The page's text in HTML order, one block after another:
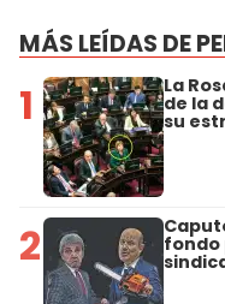
MÁS LEÍDAS DE
1 La
de la
su
2 fondo